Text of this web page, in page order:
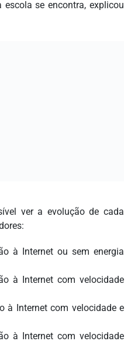
se encontra, explicou
ver a evolução de cada
à Internet ou sem energia
à Internet com velocidade
à Internet com velocidade e
à Internet com velocidade